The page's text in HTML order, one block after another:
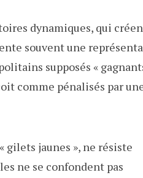
dynamiques, qui
souvent une
supposés «
comme pénalisés par
jaunes », ne résiste
ne se confondent pas